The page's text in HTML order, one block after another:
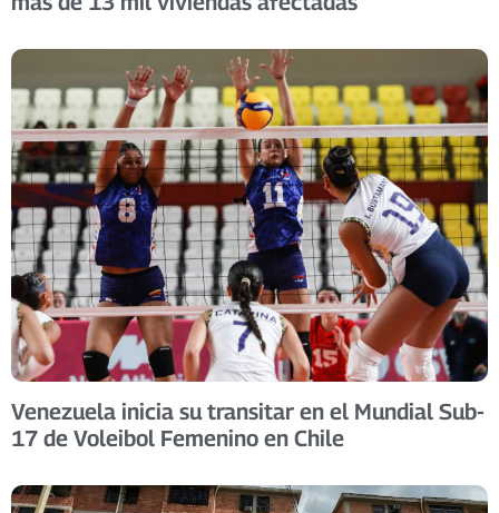
Venezuela inicia su transitar en el Mundial Sub-
17 de Voleibol Femenino en Chile